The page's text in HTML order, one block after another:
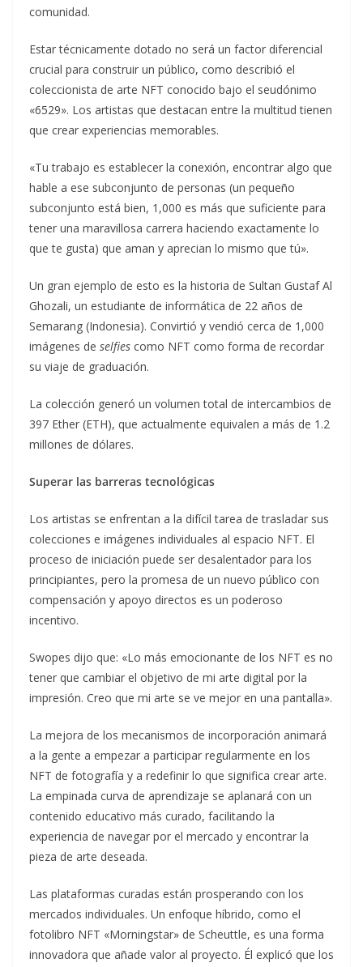
comunidad.
Estar técnicamente dotado no será un factor diferencial
crucial para construir un público, como describió el
coleccionista de arte NFT conocido bajo el seudónimo
«6529». Los artistas que destacan entre la multitud tienen
que crear experiencias memorables.
«Tu trabajo es establecer la conexión, encontrar algo que
hable a ese subconjunto de personas (un pequeño
subconjunto está bien, 1,000 es más que suficiente para
tener una maravillosa carrera haciendo exactamente lo
que te gusta) que aman y aprecian lo mismo que tú».
Un gran ejemplo de esto es la historia de Sultan Gustaf Al
Ghozali, un estudiante de informática de 22 años de
Semarang (Indonesia). Convirtió y vendió cerca de 1,000
imágenes de selfies como NFT como forma de recordar
su viaje de graduación.
La colección generó un volumen total de intercambios de
397 Ether (ETH), que actualmente equivalen a más de 1.2
millones de dólares.
Superar las barreras tecnológicas
Los artistas se enfrentan a la difícil tarea de trasladar sus
colecciones e imágenes individuales al espacio NFT. El
proceso de iniciación puede ser desalentador para los
principiantes, pero la promesa de un nuevo público con
compensación y apoyo directos es un poderoso
incentivo.
Swopes dijo que: «Lo más emocionante de los NFT es no
tener que cambiar el objetivo de mi arte digital por la
impresión. Creo que mi arte se ve mejor en una pantalla».
La mejora de los mecanismos de incorporación animará
a la gente a empezar a participar regularmente en los
NFT de fotografía y a redefinir lo que significa crear arte.
La empinada curva de aprendizaje se aplanará con un
contenido educativo más curado, facilitando la
experiencia de navegar por el mercado y encontrar la
pieza de arte deseada.
Las plataformas curadas están prosperando con los
mercados individuales. Un enfoque híbrido, como el
fotolibro NFT «Morningstar» de Scheuttle, es una forma
innovadora que añade valor al proyecto. Él explicó que los